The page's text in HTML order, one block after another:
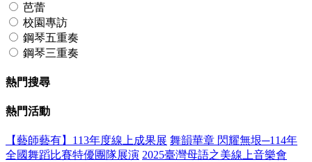
芭蕾
校園專訪
鋼琴五重奏
鋼琴三重奏
熱門搜尋
熱門活動
【藝師藝有】113年度線上成果展 舞韻華章 閃耀無垠─114年
全國舞蹈比賽特優團隊展演 2025臺灣母語之美線上音樂會